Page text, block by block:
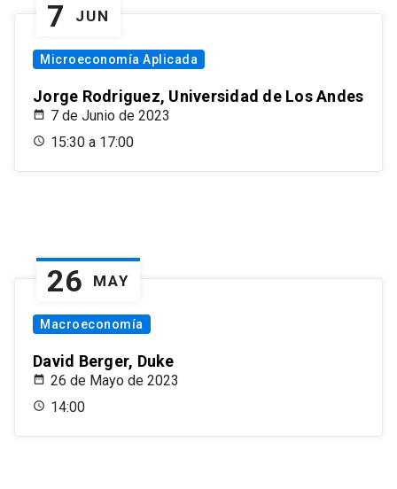
7 JUN
Microeconomía Aplicada
Jorge Rodriguez, Universidad de Los Andes
7 de Junio de 2023
15:30 a 17:00
26 MAY
Macroeconomía
David Berger, Duke
26 de Mayo de 2023
14:00